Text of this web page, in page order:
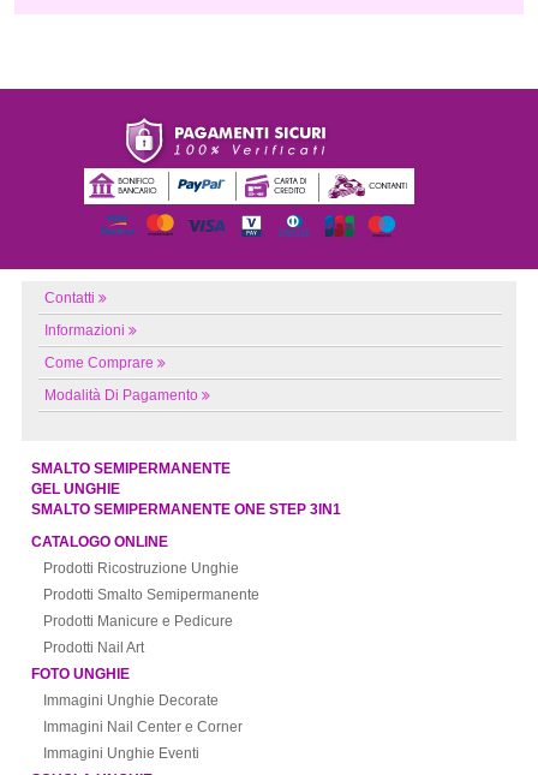
Contatti
Informazioni
Come Comprare
Modalità Di Pagamento
SMALTO SEMIPERMANENTE
GEL UNGHIE
SMALTO SEMIPERMANENTE ONE STEP 3IN1
CATALOGO ONLINE
Prodotti Ricostruzione Unghie
Prodotti Smalto Semipermanente
Prodotti Manicure e Pedicure
Prodotti Nail Art
FOTO UNGHIE
Immagini Unghie Decorate
Immagini Nail Center e Corner
Immagini Unghie Eventi